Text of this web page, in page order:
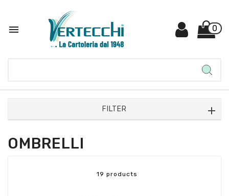
 0
FILTER
OMBRELLI
19 products